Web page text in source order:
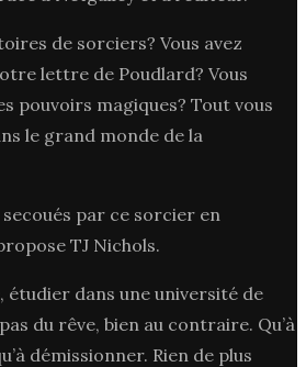
de sorciers? Vous avez
lettre de Poudlard? Vous
pouvoirs magiques? Tout vous
le grand monde de la
par ce sorcier en
TJ Nichols.
étudier dans une université de
du rêve, bien au contraire. Qu’à
démissionner. Rien de plus